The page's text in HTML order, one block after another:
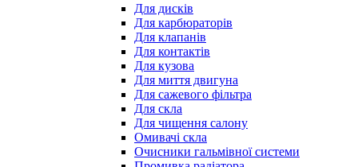
Для дисків
Для карбюраторів
Для клапанів
Для контактів
Для кузова
Для миття двигуна
Для сажевого фільтра
Для скла
Для чищення салону
Омивачі скла
Очисники гальмівної системи